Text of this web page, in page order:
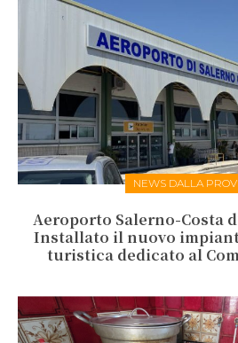
NEWS DALLA
Aeroporto Salerno-Costa
Installato il nuovo
turistica dedicato al